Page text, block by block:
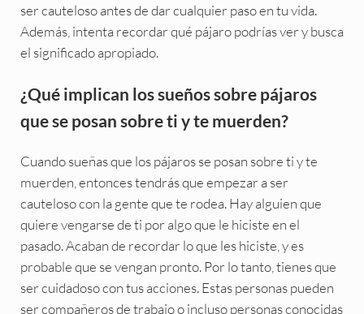
ser cauteloso antes de dar cualquier paso en tu vida.
Además, intenta recordar qué pájaro podrías ver y busca
el significado apropiado.
¿Qué implican los sueños sobre pájaros
que se posan sobre ti y te muerden?
Cuando sueñas que los pájaros se posan sobre ti y te
muerden, entonces tendrás que empezar a ser
cauteloso con la gente que te rodea. Hay alguien que
quiere vengarse de ti por algo que le hiciste en el
pasado. Acaban de recordar lo que les hiciste, y es
probable que se vengan pronto. Por lo tanto, tienes que
ser cuidadoso con tus acciones. Estas personas pueden
ser compañeros de trabajo o incluso personas conocidas